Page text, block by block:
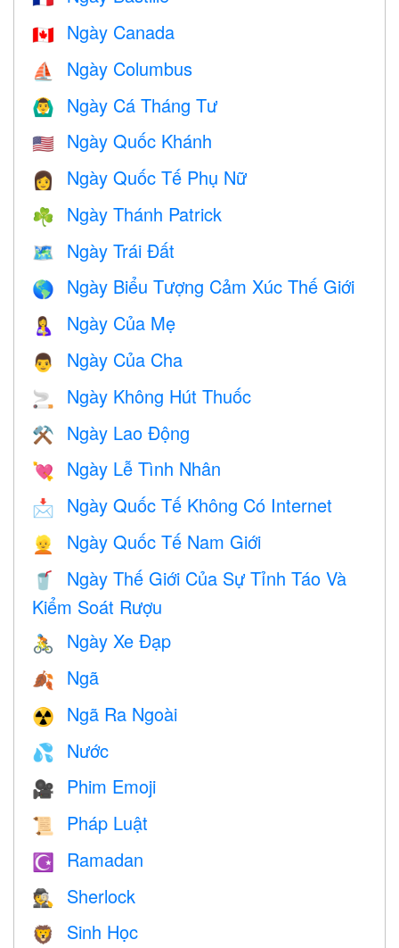
🇨🇦 Ngày Canada
⛵️ Ngày Columbus
🙆‍♂️ Ngày Cá Tháng Tư
🇺🇸 Ngày Quốc Khánh
👩 Ngày Quốc Tế Phụ Nữ
☘️ Ngày Thánh Patrick
🗺️ Ngày Trái Đất
🌎 Ngày Biểu Tượng Cảm Xúc Thế Giới
🤱 Ngày Của Mẹ
👨 Ngày Của Cha
🚬 Ngày Không Hút Thuốc
⚒️ Ngày Lao Động
💘 Ngày Lễ Tình Nhân
📩 Ngày Quốc Tế Không Có Internet
👱 Ngày Quốc Tế Nam Giới
🥤
Ngày Thế Giới Của Sự Tỉnh Táo Và
Kiểm Soát Rượu
🚴 Ngày Xe Đạp
🍂 Ngã
☢️ Ngã Ra Ngoài
💦 Nước
🎥 Phim Emoji
📜 Pháp Luật
☪️ Ramadan
🕵️ Sherlock
🦁 Sinh Học